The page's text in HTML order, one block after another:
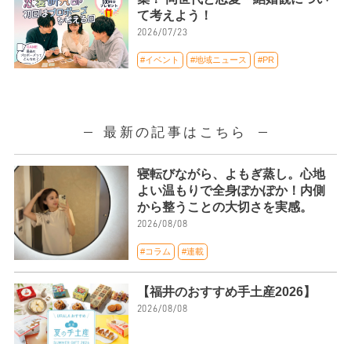
て考えよう！
2026/07/23
#イベント #地域ニュース #PR
最新の記事はこちら
寝転びながら、よもぎ蒸し。心地
よい温もりで全身ぽかぽか！内側
から整うことの大切さを実感。
2026/08/08
#コラム #連載
【福井のおすすめ手土産2026】
2026/08/08